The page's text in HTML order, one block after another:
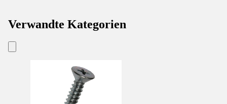
Verwandte Kategorien